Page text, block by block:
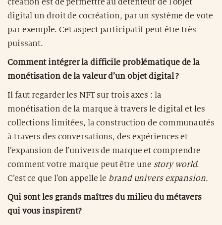
création est de permettre au détenteur de l’objet
digital un droit de cocréation, par un système de vote
par exemple. Cet aspect participatif peut être très
puissant.
Comment intégrer la difficile problématique de la
monétisation de la valeur d’un objet digital ?
Il faut regarder les NFT sur trois axes : la
monétisation de la marque à travers le digital et les
collections limitées, la construction de communautés
à travers des conversations, des expériences et
l’expansion de l’univers de marque et comprendre
comment votre marque peut être une story world.
C’est ce que l’on appelle le brand univers expansion.
Qui sont les grands maîtres du milieu du métavers
qui vous inspirent?